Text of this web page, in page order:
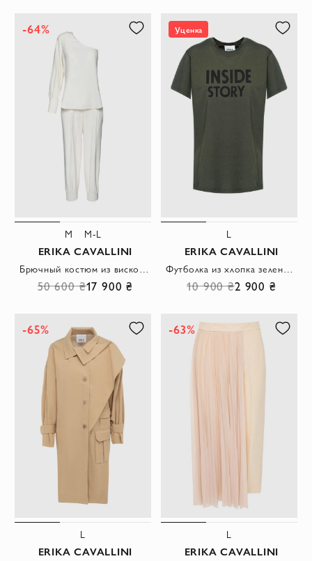
-64%
M M-L
ERIKA CAVALLINI
Брючный костюм из вискозы и акрила белый женский
50 600 ₴17 900 ₴
Уценка
L
ERIKA CAVALLINI
Футболка из хлопка зеленая женская
10 900 ₴2 900 ₴
-65%
L
ERIKA CAVALLINI
-63%
L
ERIKA CAVALLINI